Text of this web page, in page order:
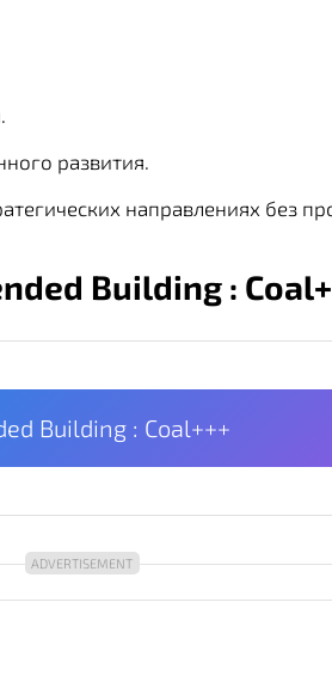
развития.
направлениях без
Building :
Building : Coal+++